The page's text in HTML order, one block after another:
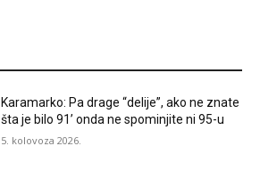
Karamarko: Pa drage “delije”, ako ne znate
šta je bilo 91’ onda ne spominjite ni 95-u
5. kolovoza 2026.